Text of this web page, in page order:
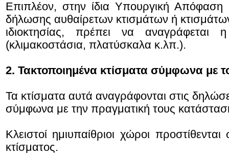
Επιπλέον, στην ίδια Υπουργική Απόφαση
δήλωσης αυθαίρετων κτισμάτων ή
ιδιοκτησίας, πρέπει να αναγράφεται
(κλιμακοστάσια, πλατύσκαλα κ.λπ.).
2. Τακτοποιημένα κτίσματα σύμφωνα με
Τα κτίσματα αυτά αναγράφονται στις
σύμφωνα με την πραγματική τους
Κλειστοί ημιυπαίθριοι χώροι
κτίσματος.